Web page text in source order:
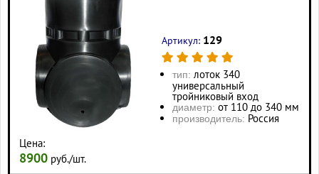
Цена:
8900 руб./шт.
Артикул: 129
тип: лоток 340
универсальный
тройниковый вход
диаметр: от 110 до 340 мм
производитель: Россия